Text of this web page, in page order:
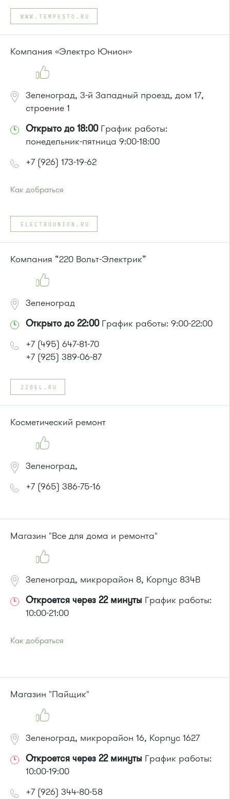
Автобусы № 2, 3, 9, 11, 19, 31, 32.
Маршрутка № 409м, 419м
или до остановки"Товары для дома":
Маршрутка № 408м, 419м, 476м
WWW.TEMPESTO.RU
Компания «Электро Юнион»
Зеленоград, 3-й Западный проезд, дом 17,
строение 1
Открыто до 18:00График работы:
понедельник-пятница 9:00-18:00
+7 (926) 173-19-62
Как добраться
Автобусы № 3, 7, 13, 30
или до остановки"Западная"
Автобусы № 7, 13, 30, 3
ELECTROUNION.RU
Компания “220 Вольт-Электрик”
Зеленоград
Открыто до 22:00График работы: 9:00-22:00
+7 (495) 647-81-70
+7 (925) 389-06-87
220EL.RU
Косметический ремонт
Зеленоград,
+7 (965) 386-75-16
Магазин "Все для дома и ремонта"
Зеленоград, микрорайон 8, Корпус 834В
Откроется через 22 минуты График работы:
10:00-21:00
Как добраться
377, 390, 476, 493.
Маршрутка № 127, 312, 377, 390, 476, 408м, 409м, 721м,
или до остановки
Маршрутки: 460м, 707м, Ашан-1, Ашан-2
Магазин "Пайщик"
Зеленоград, микрорайон 16, Корпус 1627
Откроется через 22 минуты График работы:
10:00-19:00
+7 (926) 344-80-58